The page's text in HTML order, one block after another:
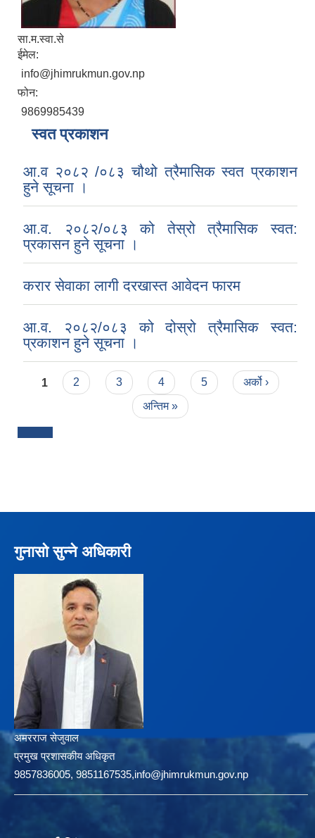
सा.म.स्वा.से
ईमेल:
info@jhimrukmun.gov.np
फोन:
9869985439
स्वत प्रकाशन
आ.व २०८२ /०८३ चौथो त्रैमासिक स्वत प्रकाशन
हुने सूचना ।
आ.व. २०८२/०८३ को तेस्रो त्रैमासिक स्वत:
प्रकासन हुने सूचना ।
करार सेवाका लागी दरखास्त आवेदन फारम
आ.व. २०८२/०८३ को दोस्रो त्रैमासिक स्वत:
प्रकाशन हुने सूचना ।
Pages
1 2 3 4 5
अर्को ›
अन्तिम »
गुनासो सुन्ने अधिकारी
अमरराज सेजुवाल
प्रमुख प्रशासकीय अधिकृत
9857836005, 9851167535,info@jhimrukmun.gov.np